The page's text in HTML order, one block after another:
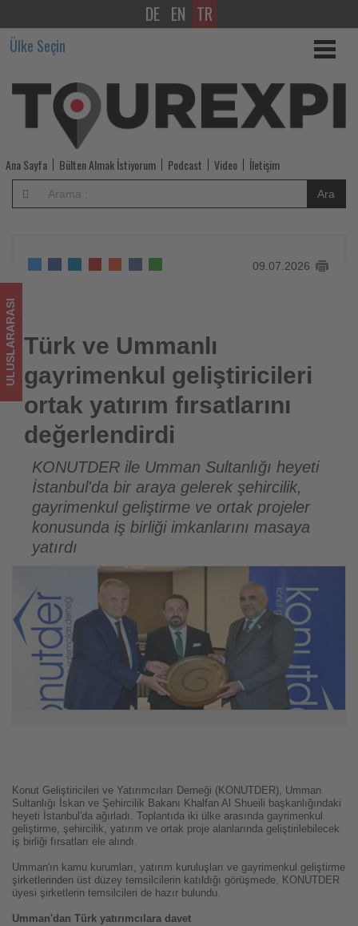
Türk
ve
Ummanlı
gayrimenkul
geliştiricileri
ortak
yatırım
fırsatlarını
değerlendirdi
-
Tourexpi,
sizler
için
turizmde
olup
bitenleri
takip
ediyor!
DE EN TR
Ülke Seçin
Ana Sayfa Bülten Almak İstiyorum Podcast Video İletişim
Ara
09.07.2026
Türk ve Ummanlı gayrimenkul geliştiricileri ortak yatırım
fırsatlarını değerlendirdi
ULUSLARARASI Türk ve Ummanlı
gayrimenkul geliştiricileri
ortak yatırım fırsatlarını
değerlendirdi
KONUTDER ile Umman Sultanlığı heyeti
İstanbul'da bir araya gelerek şehircilik,
gayrimenkul geliştirme ve ortak projeler
konusunda iş birliği imkanlarını masaya
yatırdı
Konut Geliştiricileri ve Yatırımcıları Derneği (KONUTDER), Umman
Sultanlığı İskan ve Şehircilik Bakanı Khalfan Al Shueili başkanlığındaki
heyeti İstanbul'da ağırladı. Toplantıda iki ülke arasında gayrimenkul
geliştirme, şehircilik, yatırım ve ortak proje alanlarında geliştirilebilecek
iş birliği fırsatları ele alındı.
Umman'ın kamu kurumları, yatırım kuruluşları ve gayrimenkul geliştirme
şirketlerinden üst düzey temsilcilerin katıldığı görüşmede, KONUTDER
üyesi şirketlerin temsilcileri de hazır bulundu.
Umman'dan Türk yatırımcılara davet